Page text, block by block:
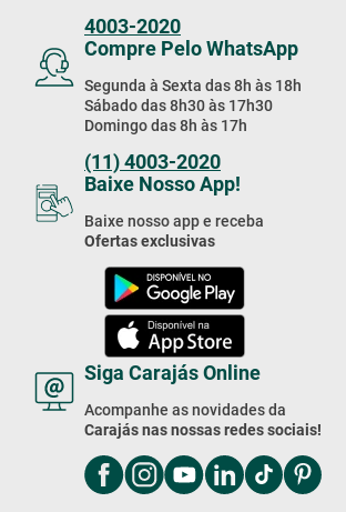
4003-2020
Compre Pelo WhatsApp
Segunda à Sexta das 8h às 18h
Sábado das 8h30 às 17h30
Domingo das 8h às 17h
(11) 4003-2020
Baixe Nosso App!
Baixe nosso app e receba
Ofertas exclusivas
Siga Carajás Online
Acompanhe as novidades da
Carajás nas nossas redes sociais!